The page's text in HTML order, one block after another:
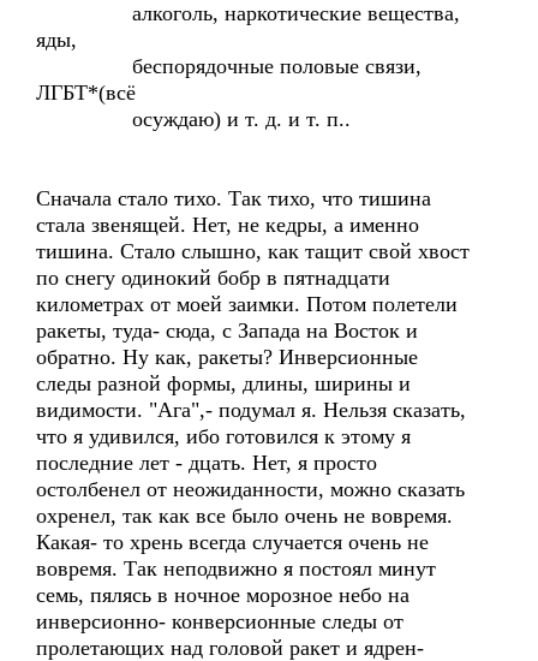
алкоголь, наркотические вещества,
яды,
беспорядочные половые связи,
ЛГБТ*(всё
осуждаю) и т. д. и т. п..
Сначала стало тихо. Так тихо, что тишина
стала звенящей. Нет, не кедры, а именно
тишина. Стало слышно, как тащит свой хвост
по снегу одинокий бобр в пятнадцати
километрах от моей заимки. Потом полетели
ракеты, туда- сюда, с Запада на Восток и
обратно. Ну как, ракеты? Инверсионные
следы разной формы, длины, ширины и
видимости. "Ага",- подумал я. Нельзя сказать,
что я удивился, ибо готовился к этому я
последние лет - дцать. Нет, я просто
остолбенел от неожиданности, можно сказать
охренел, так как все было очень не вовремя.
Какая- то хрень всегда случается очень не
вовремя. Так неподвижно я постоял минут
семь, пялясь в ночное морозное небо на
инверсионно- конверсионные следы от
пролетающих над головой ракет и ядрен-